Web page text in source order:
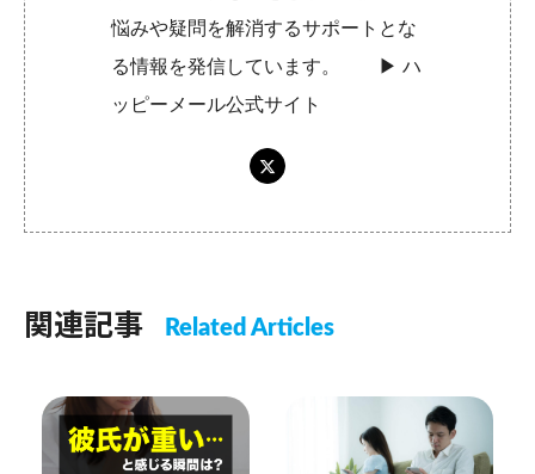
悩みや疑問を解消するサポートとな
る情報を発信しています。 ▶︎ハ
ッピーメール公式サイト
関連記事 Related Articles